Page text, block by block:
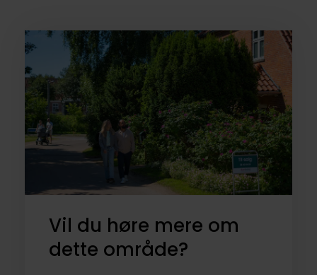
Vil du høre mere om
dette område?